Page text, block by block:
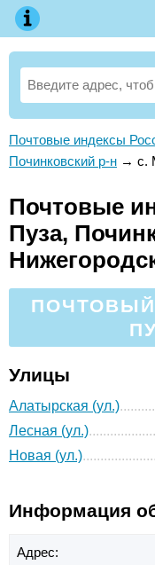
Почтовые индексы
Починковский р-н → с.
Почтовые
Пуза,
Улицы
Алатырская (ул.)
Лесная (ул.)
Новая (ул.)
Информация
Адрес: